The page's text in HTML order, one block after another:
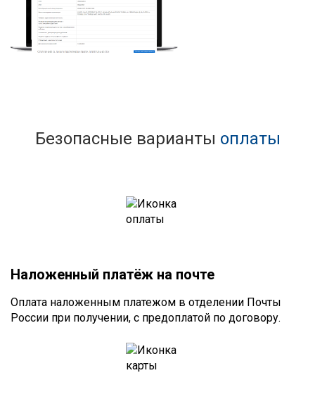
Безопасные варианты оплаты
Наложенный платёж на почте
Оплата наложенным платежом в отделении Почты
России при получении, с предоплатой по договору.